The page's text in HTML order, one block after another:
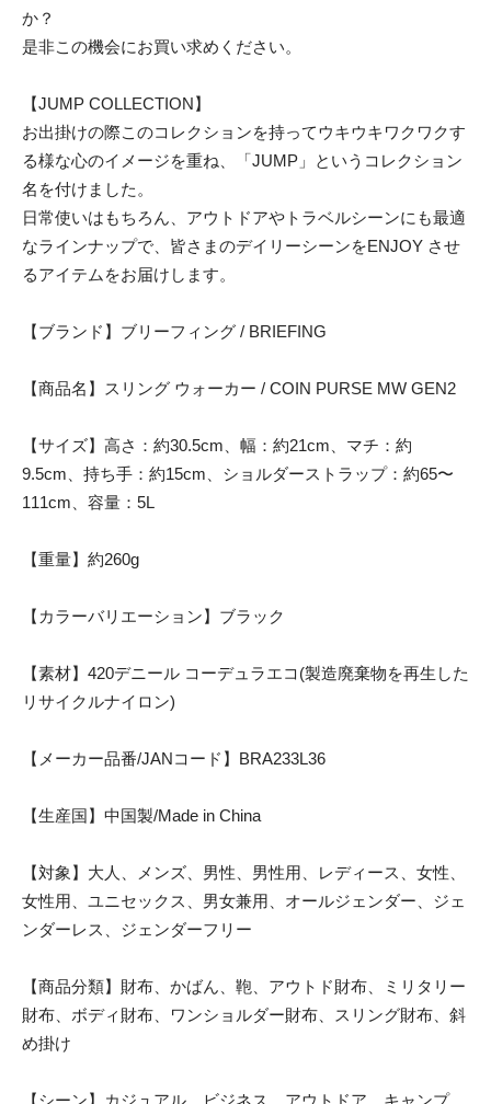
か？
是非この機会にお買い求めください。
【JUMP COLLECTION】
お出掛けの際このコレクションを持ってウキウキワクワクす
る様な心のイメージを重ね、「JUMP」というコレクション
名を付けました。
日常使いはもちろん、アウトドアやトラベルシーンにも最適
なラインナップで、皆さまのデイリーシーンをENJOY させ
るアイテムをお届けします。
【ブランド】ブリーフィング / BRIEFING
【商品名】スリング ウォーカー / COIN PURSE MW GEN2
【サイズ】高さ：約30.5cm、幅：約21cm、マチ：約
9.5cm、持ち手：約15cm、ショルダーストラップ：約65〜
111cm、容量：5L
【重量】約260g
【カラーバリエーション】ブラック
【素材】420デニール コーデュラエコ(製造廃棄物を再生した
リサイクルナイロン)
【メーカー品番/JANコード】BRA233L36
【生産国】中国製/Made in China
【対象】大人、メンズ、男性、男性用、レディース、女性、
女性用、ユニセックス、男女兼用、オールジェンダー、ジェ
ンダーレス、ジェンダーフリー
【商品分類】財布、かばん、鞄、アウトド財布、ミリタリー
財布、ボディ財布、ワンショルダー財布、スリング財布、斜
め掛け
【シーン】カジュアル、ビジネス、アウトドア、キャンプ、